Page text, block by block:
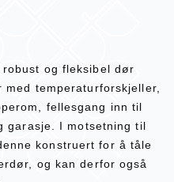
og fleksibel dør
temperaturforskjeller,
fellesgang inn til
garasje. I motsetning til
konstruert for å tåle
og kan derfor også